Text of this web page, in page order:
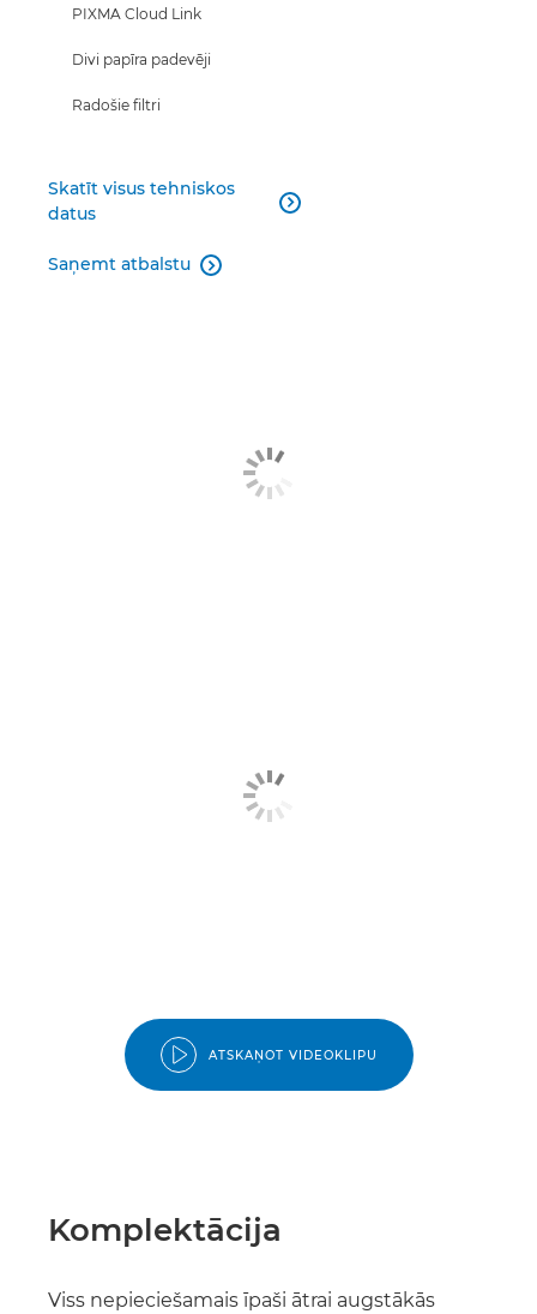
PIXMA Cloud Link
Divi papīra padevēji
Radošie filtri
Skatīt visus tehniskos
datus

Saņemt atbalstu 
ATSKAŅOT VIDEOKLIPU
Komplektācija
Viss nepieciešamais īpaši ātrai augstākās